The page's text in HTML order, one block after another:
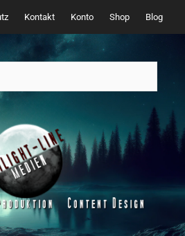
Kontakt Konto Shop Blog